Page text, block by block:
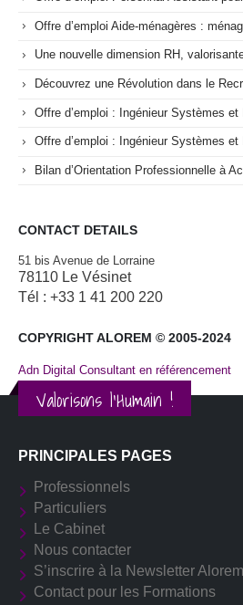
Offre d’emploi Aide-ménagères :
Une nouvelle dimension RH,
Découvrez une Révolution dans le
Offre d’emploi : Ingénieur Systèmes
Offre d’emploi : Ingénieur Systèmes et
Bilan d’Orientation Professionnelle à
CONTACT DETAILS
51 bis Avenue de Lorraine
78110 Le Vésinet
Tél : +33 1 41 200 220
COPYRIGHT ALOREM © 2005-2024
Adn Digital Consultant en référencement
Valorisons l'Humain !
PRINCIPALES PAGES
Professionnels
Particuliers
Le Cabinet
Nous contacter
S’inscrire à la Newsletter Alorem
Contact pour les Formations